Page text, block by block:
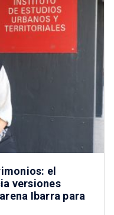
el
versiones
Ibarra para